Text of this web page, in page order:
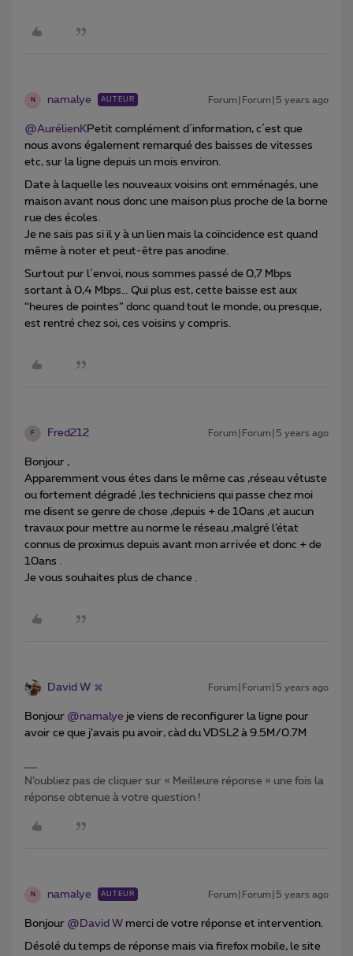
N namalye AUTEUR Forum|Forum|5 years ago
@AurélienKPetit complément d´information, c´est que
nous avons également remarqué des baisses de vitesses
etc, sur la ligne depuis un mois environ.
Date à laquelle les nouveaux voisins ont emménagés, une
maison avant nous donc une maison plus proche de la borne
rue des écoles.
Je ne sais pas si il y à un lien mais la coïncidence est quand
même à noter et peut-être pas anodine.
Surtout pur l´envoi, nous sommes passé de 0,7 Mbps
sortant à 0,4 Mbps… Qui plus est, cette baisse est aux
“heures de pointes” donc quand tout le monde, ou presque,
est rentré chez soi, ces voisins y compris.
F Fred212 Forum|Forum|5 years ago
Bonjour ,
Apparemment vous étes dans le même cas ,réseau vétuste
ou fortement dégradé ,les techniciens qui passe chez moi
me disent se genre de chose ,depuis + de 10ans ,et aucun
travaux pour mettre au norme le réseau ,malgré l’état
connus de proximus depuis avant mon arrivée et donc + de
10ans .
Je vous souhaites plus de chance .
David W Forum|Forum|5 years ago
Bonjour @namalye je viens de reconfigurer la ligne pour
avoir ce que j’avais pu avoir, càd du VDSL2 à 9.5M/0.7M
N’oubliez pas de cliquer sur « Meilleure réponse » une fois la
réponse obtenue à votre question !
N namalye AUTEUR Forum|Forum|5 years ago
Bonjour @David W merci de votre réponse et intervention.
Désolé du temps de réponse mais via firefox mobile, le site